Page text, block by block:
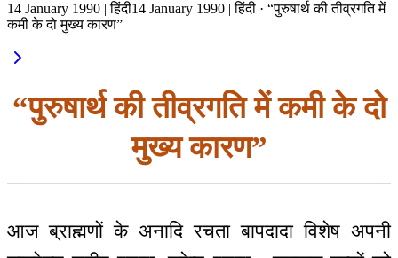
14 January 1990 | हिंदी14 January 1990 | हिंदी · “पुरुषार्थ की तीव्रगति में
कमी के दो मुख्य कारण”
“पुरुषार्थ की तीव्रगति में कमी के दो
मुख्य कारण”
आज ब्राह्मणों के अनादि रचता बापदादा विशेष अपनी